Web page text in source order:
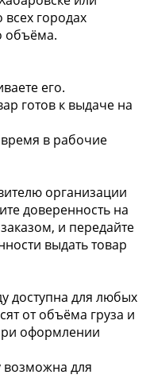
городах
объёма.
его.
готов к выдаче на
в рабочие
организации
доверенность на
и передайте
выдать товар
доступна для любых
от объёма груза и
оформлении
возможна для